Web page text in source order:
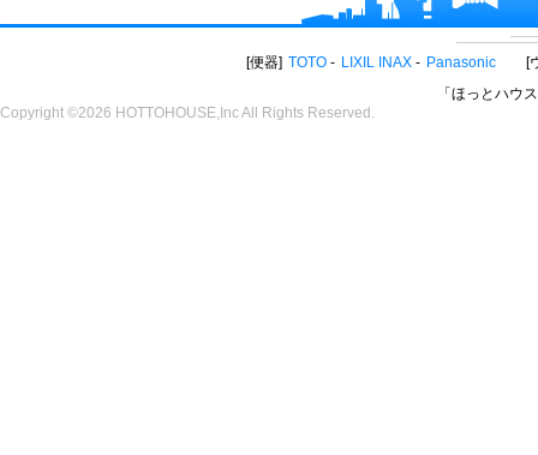
便器 TOTO LIXIL INAX Panasonic
「ほっとハウ
Copyright ©2026 HOTTOHOUSE,Inc All Rights Reserved.